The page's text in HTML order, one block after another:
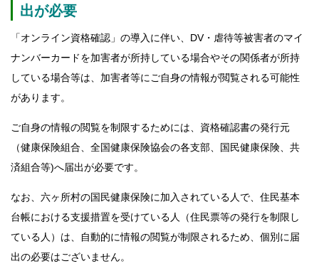
出が必要
「オンライン資格確認」の導入に伴い、DV・虐待等被害者のマイ
ナンバーカードを加害者が所持している場合やその関係者が所持
している場合等は、加害者等にご自身の情報が閲覧される可能性
があります。
ご自身の情報の閲覧を制限するためには、資格確認書の発行元
（健康保険組合、全国健康保険協会の各支部、国民健康保険、共
済組合等)へ届出が必要です。
なお、六ヶ所村の国民健康保険に加入されている人で、住民基本
台帳における支援措置を受けている人（住民票等の発行を制限し
ている人）は、自動的に情報の閲覧が制限されるため、個別に届
出の必要はございません。